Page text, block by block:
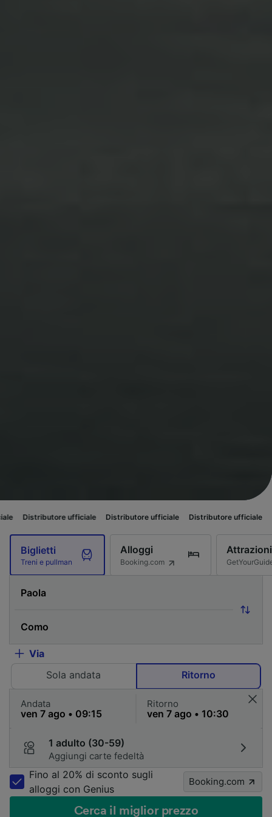
ufficiale Distributore ufficiale Distributore ufficiale
Biglietti
Treni e pullman
Alloggi
Booking.com
Attrazioni
Via
Sola andata
Ritorno
Andata Ritorno
1 adulto (30-59)
Aggiungi carte fedeltà
Fino al 20% di sconto sugli
alloggi con Genius
Booking.com
Cerca il miglior prezzo